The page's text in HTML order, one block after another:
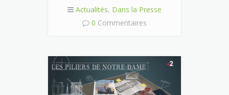
Actualités, Dans la Presse
0 Commentaires